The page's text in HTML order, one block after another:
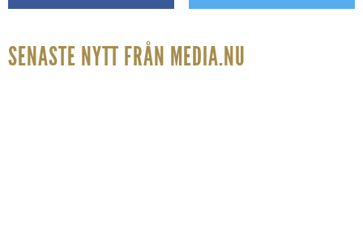
SENASTE NYTT FRÅN MEDIA.NU